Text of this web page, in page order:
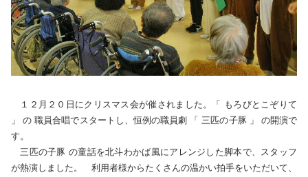
１２月２０日にクリスマス会が催されました。「 もろびとこぞりて
」 の 職員合唱でスタートし、恒例の職員劇 「 三匹の子豚 」 の開演で
す。
三匹の子豚 の童話を北斗わかば風にアレンジした脚本で、スタッフ
が熱演しました。 利用者様からたくさんの温かい拍手をいただいて、